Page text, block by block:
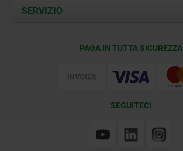
Contatti
Documents
SERVIZIO
PAGA IN TUTTA SICUREZZA
SEGUITECI